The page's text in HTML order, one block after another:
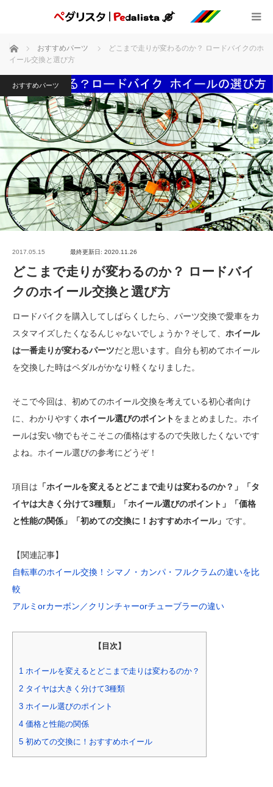
ホーム おすすめパーツ
どこまで走りが変わるのか？ ロードバイクのホ
イール交換と選び方
おすすめパーツ
2017.05.15 最終更新日: 2020.11.26
どこまで走りが変わるのか？ ロードバイ
クのホイール交換と選び方
ロードバイクを購入してしばらくしたら、パーツ交換で愛車をカ
スタマイズしたくなるんじゃないでしょうか？そして、 ホイール
は一番走りが変わるパーツだと思います。自分も初めてホイール
を交換した時はペダルがかなり軽くなりました。
そこで今回は、初めてのホイール交換を考えている初心者向け
に、わかりやすく ホイール選びのポイントをまとめました。ホイ
ールは安い物でもそこそこの価格はするので失敗したくないです
よね。ホイール選びの参考にどうぞ！
項目は 「ホイールを変えるとどこまで走りは変わるのか？」「タ
イヤは大きく分けて3種類」「ホイール選びのポイント」「価格
と性能の関係」「初めての交換に！おすすめホイール」 です。
【関連記事】
自転車のホイール交換！シマノ・カンパ・フルクラムの違いを比
較
アルミorカーボン／クリンチャーorチューブラーの違い
【目次】
1 ホイールを変えるとどこまで走りは変わるのか？
2 タイヤは大きく分けて3種類
3 ホイール選びのポイント
4 価格と性能の関係
5 初めての交換に！おすすめホイール